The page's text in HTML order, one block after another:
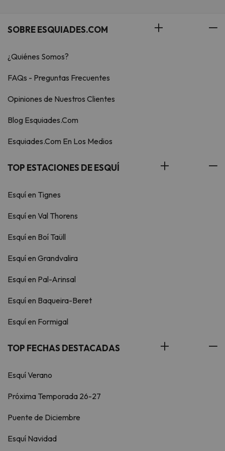
SOBRE ESQUIADES.COM
¿Quiénes Somos?
FAQs - Preguntas Frecuentes
Opiniones de Nuestros Clientes
Blog Esquiades.Com
Esquiades.Com En Los Medios
TOP ESTACIONES DE ESQUÍ
Esquí en Tignes
Esquí en Val Thorens
Esquí en Boí Taüll
Esquí en Grandvalira
Esquí en Pal-Arinsal
Esquí en Baqueira-Beret
Esquí en Formigal
TOP FECHAS DESTACADAS
Esquí Verano
Próxima Temporada 26-27
Puente de Diciembre
Esquí Navidad